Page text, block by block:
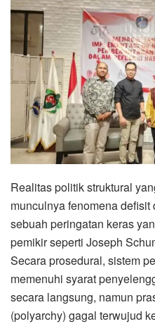
Realitas politik struktural
munculnya fenomena
sebuah peringatan keras
pemikir seperti Joseph
Secara prosedural, sistem
memenuhi syarat
secara langsung, namun
(polyarchy) gagal terwujud